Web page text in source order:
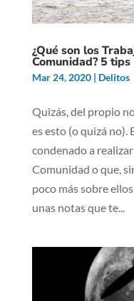
¿Qué son los
Comunidad? 5 tips
Mar 24, 2020| Delitos
Quizás, del propio
es esto (o quizá no).
condenado a
Comunidad o que,
poco más sobre
unas notas que te...